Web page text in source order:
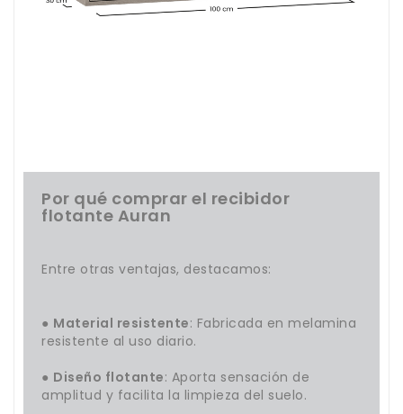
Por qué comprar el recibidor
flotante Auran
Entre otras ventajas, destacamos:
● Material resistente: Fabricada en melamina
resistente al uso diario.
● Diseño flotante: Aporta sensación de
amplitud y facilita la limpieza del suelo.